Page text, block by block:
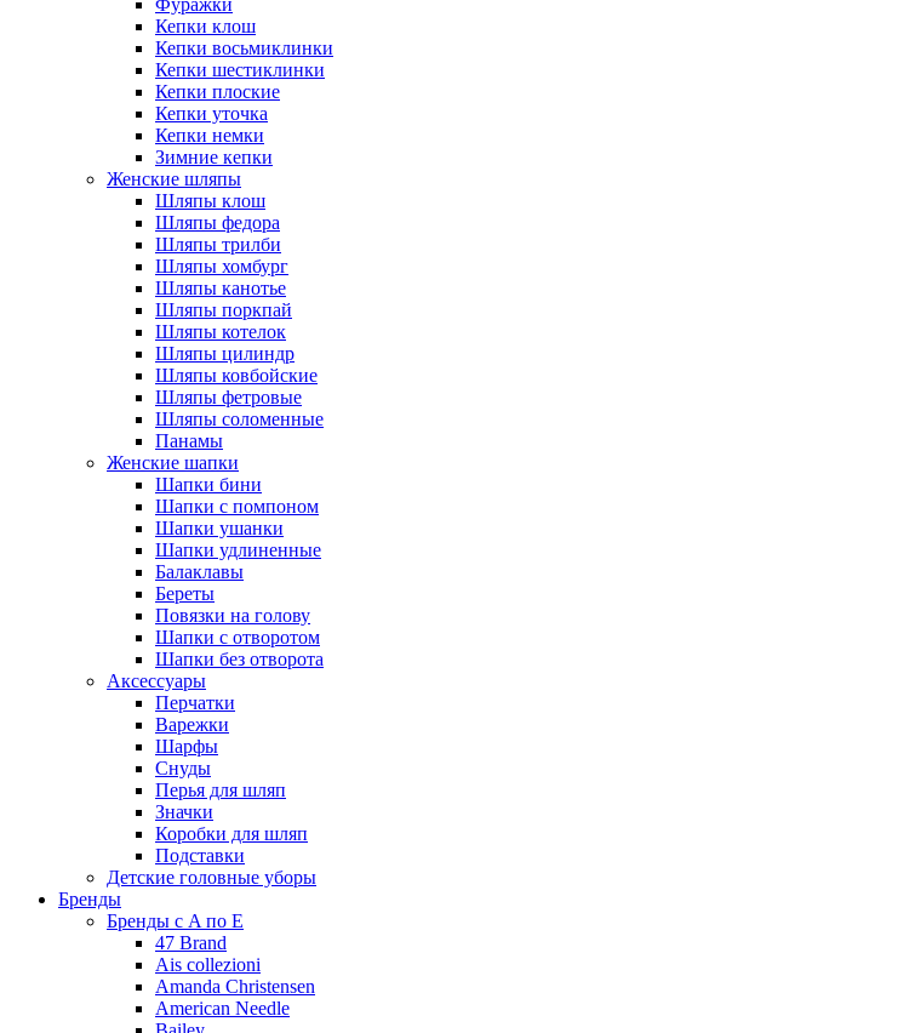
Фуражки
Кепки клош
Кепки восьмиклинки
Кепки шестиклинки
Кепки плоские
Кепки уточка
Кепки немки
Зимние кепки
Женские шляпы
Шляпы клош
Шляпы федора
Шляпы трилби
Шляпы хомбург
Шляпы канотье
Шляпы поркпай
Шляпы котелок
Шляпы цилиндр
Шляпы ковбойские
Шляпы фетровые
Шляпы соломенные
Панамы
Женские шапки
Шапки бини
Шапки с помпоном
Шапки ушанки
Шапки удлиненные
Балаклавы
Береты
Повязки на голову
Шапки с отворотом
Шапки без отворота
Аксессуары
Перчатки
Варежки
Шарфы
Снуды
Перья для шляп
Значки
Коробки для шляп
Подставки
Детские головные уборы
Бренды
Бренды с A по E
47 Brand
Ais collezioni
Amanda Christensen
American Needle